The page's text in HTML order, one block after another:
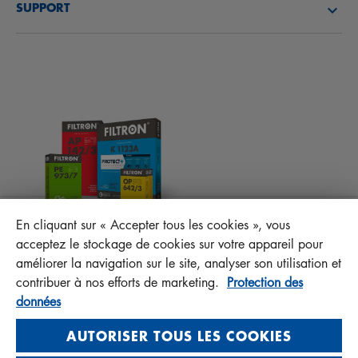
PROTECT+
SUPPORT
FAQ
MANN+HUMMEL FT Poland
Sp. z o. o. Sp. k.
ul. Wrocławska 145, 63-800 GOSTYŃ, POLAND
Privacy Statement
Imprint
En cliquant sur « Accepter tous les cookies », vous
acceptez le stockage de cookies sur votre appareil pour
améliorer la navigation sur le site, analyser son utilisation et
contribuer à nos efforts de marketing. Protection des
données
AUTORISER TOUS LES COOKIES